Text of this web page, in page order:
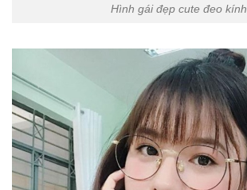
Hình gái đẹp cute đeo kính